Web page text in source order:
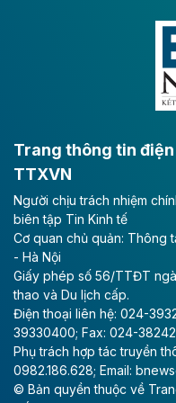
Đông A dài khoảng
lực phát triển kinh tế -
Long Thành
Tổng công ty Cảng
(ACV) vừa lập kỷ lục
II/2026.
Theo baodautu.vn
Vinaconex lập
Tổng CTCP Xuất
(Vinaconex) đã khép
thuần gần 7.268 tỷ
cũng là mức cao nhất
nghiệp.
Trang thông tin
TTXVN
Người chịu trách nhiệm
biên tập Tin Kinh tế
Cơ quan chủ quản: Thông
- Hà Nội
Giấy phép số 56/TTĐT
thao và Du lịch cấp.
Điện thoại liên hệ: 024-
39330400; Fax: 024-
Phụ trách hợp tác truyền
0982.186.628; Email:
© Bản quyền thuộc về